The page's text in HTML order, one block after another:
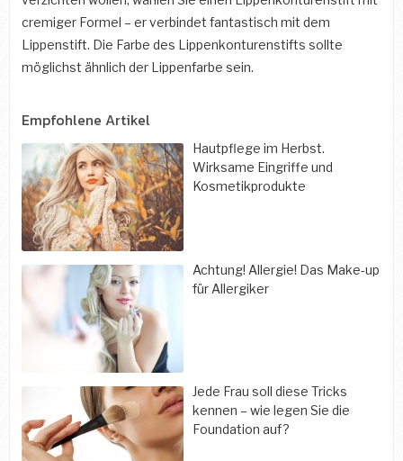
cremiger Formel – er verbindet fantastisch mit dem
Lippenstift. Die Farbe des Lippenkonturenstifts sollte
möglichst ähnlich der Lippenfarbe sein.
Empfohlene Artikel
Hautpflege im Herbst.
Wirksame Eingriffe und
Kosmetikprodukte
Achtung! Allergie! Das Make-up
für Allergiker
Jede Frau soll diese Tricks
kennen – wie legen Sie die
Foundation auf?